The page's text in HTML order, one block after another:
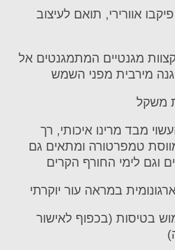
אוורירי, תואם לעיצוב
מגנטיים המתמגנטים אל
מירבית מפני השמש
משקל
מבד מרינו איכותי, רך
טמפרטורה ומתאים גם
וגם לימי החורף הקרים
במראה עור יוקרתי
בטיסות (בכפוף לאישור